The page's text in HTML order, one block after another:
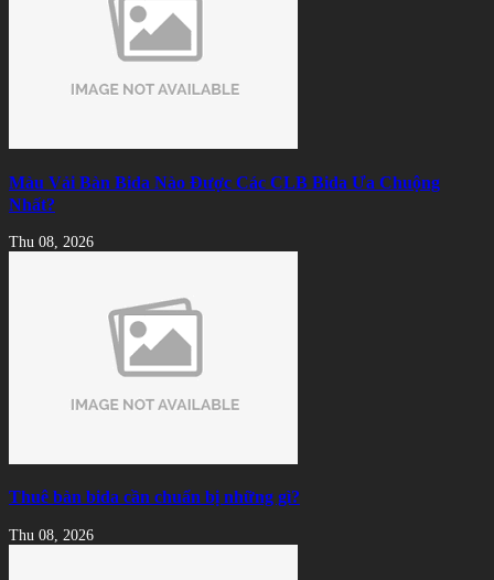
Màu Vải Bàn Bida Nào Được Các CLB Bida Ưa Chuộng
Nhất?
Thu 08, 2026
Thuê bàn bida cần chuẩn bị những gì?
Thu 08, 2026